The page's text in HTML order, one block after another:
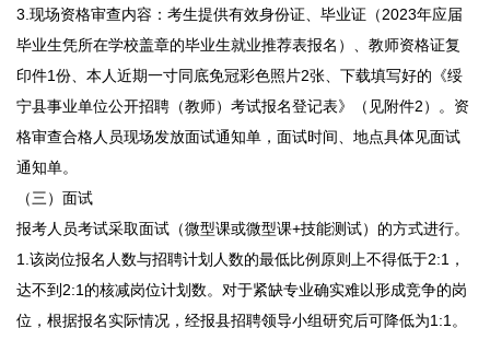
3.现场资格审查内容：考生提供有效身份证、毕业证（2023年应届
毕业生凭所在学校盖章的毕业生就业推荐表报名）、教师资格证复
印件1份、本人近期一寸同底免冠彩色照片2张、下载填写好的《绥
宁县事业单位公开招聘（教师）考试报名登记表》（见附件2）。资
格审查合格人员现场发放面试通知单，面试时间、地点具体见面试
通知单。
（三）面试
报考人员考试采取面试（微型课或微型课+技能测试）的方式进行。
1.该岗位报名人数与招聘计划人数的最低比例原则上不得低于2:1，
达不到2:1的核减岗位计划数。对于紧缺专业确实难以形成竞争的岗
位，根据报名实际情况，经报县招聘领导小组研究后可降低为1:1。